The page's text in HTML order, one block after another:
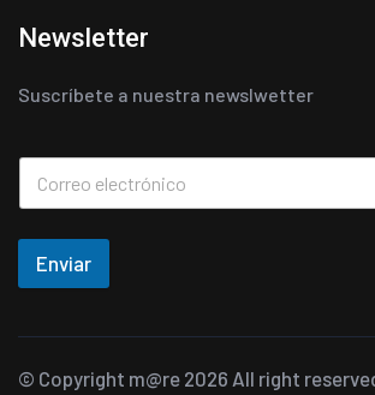
Newsletter
Suscríbete a nuestra newslwetter
Enviar
© Copyright m@re 2026 All right